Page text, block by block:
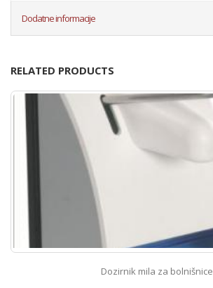
Dodatne informacije
RELATED PRODUCTS
Dozirnik mila za bolnišnice